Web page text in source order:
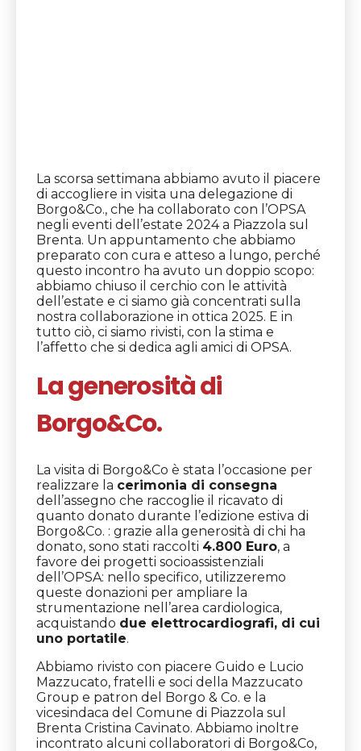
La scorsa settimana abbiamo avuto il piacere
di accogliere in visita una delegazione di
Borgo&Co., che ha collaborato con l’OPSA
negli eventi dell’estate 2024 a Piazzola sul
Brenta. Un appuntamento che abbiamo
preparato con cura e atteso a lungo, perché
questo incontro ha avuto un doppio scopo:
abbiamo chiuso il cerchio con le attività
dell’estate e ci siamo già concentrati sulla
nostra collaborazione in ottica 2025. E in
tutto ciò, ci siamo rivisti, con la stima e
l’affetto che si dedica agli amici di OPSA.
La generosità di
Borgo&Co.
La visita di Borgo&Co è stata l’occasione per
realizzare la cerimonia di consegna
dell’assegno che raccoglie il ricavato di
quanto donato durante l’edizione estiva di
Borgo&Co. : grazie alla generosità di chi ha
donato, sono stati raccolti 4.800 Euro, a
favore dei progetti socioassistenziali
dell’OPSA: nello specifico, utilizzeremo
queste donazioni per ampliare la
strumentazione nell’area cardiologica,
acquistando due elettrocardiografi, di cui
uno portatile.
Abbiamo rivisto con piacere Guido e Lucio
Mazzucato, fratelli e soci della Mazzucato
Group e patron del Borgo & Co. e la
vicesindaca del Comune di Piazzola sul
Brenta Cristina Cavinato. Abbiamo inoltre
incontrato alcuni collaboratori di Borgo&Co,